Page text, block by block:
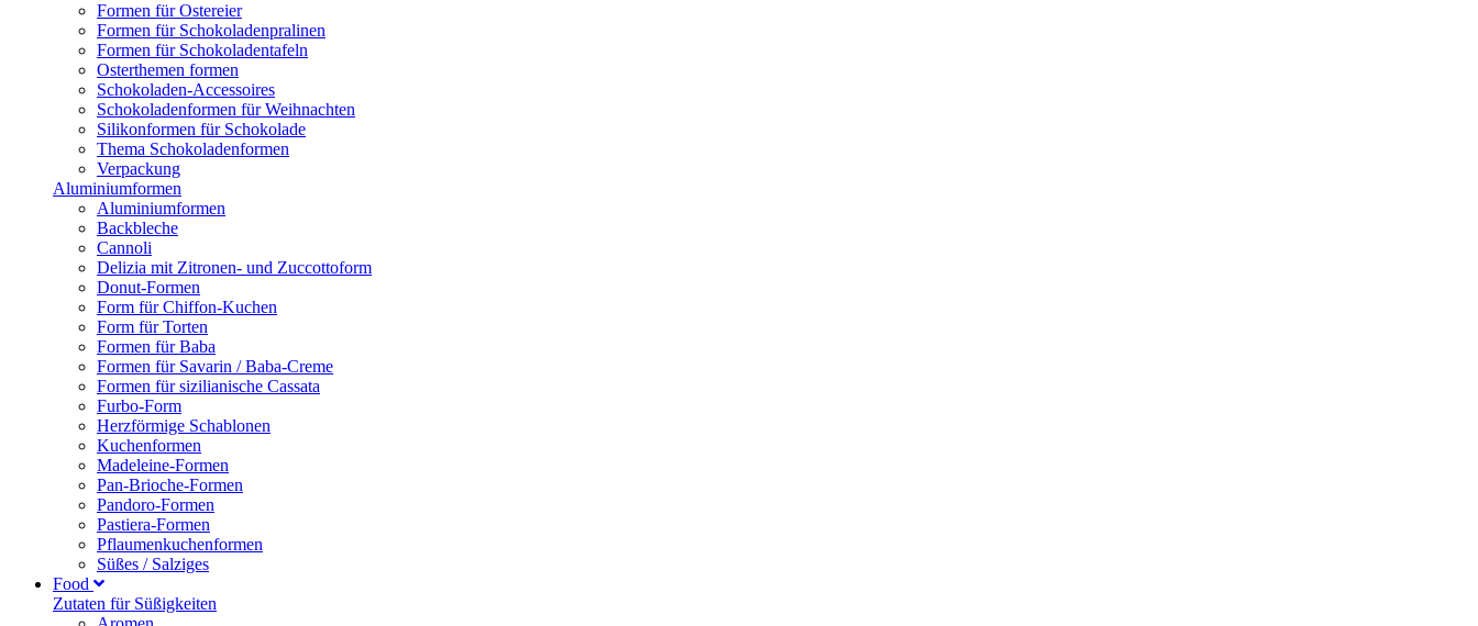
Formen für Ostereier
Formen für Schokoladenpralinen
Formen für Schokoladentafeln
Osterthemen formen
Schokoladen-Accessoires
Schokoladenformen für Weihnachten
Silikonformen für Schokolade
Thema Schokoladenformen
Verpackung
Aluminiumformen
Aluminiumformen
Backbleche
Cannoli
Delizia mit Zitronen- und Zuccottoform
Donut-Formen
Form für Chiffon-Kuchen
Form für Torten
Formen für Baba
Formen für Savarin / Baba-Creme
Formen für sizilianische Cassata
Furbo-Form
Herzförmige Schablonen
Kuchenformen
Madeleine-Formen
Pan-Brioche-Formen
Pandoro-Formen
Pastiera-Formen
Pflaumenkuchenformen
Süßes / Salziges
Food
Zutaten für Süßigkeiten